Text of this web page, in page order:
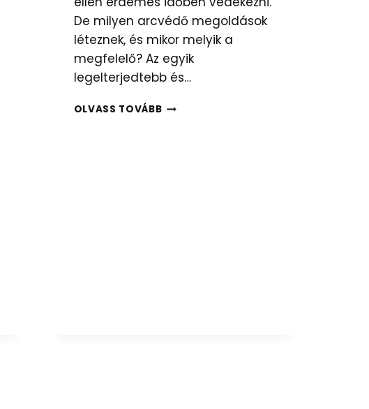
De milyen arcvédő megoldások
léteznek, és mikor melyik a
megfelelő? Az egyik
legelterjedtebb és…
OLVASS TOVÁBBH